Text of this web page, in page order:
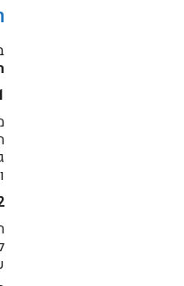
1. חשיבות
2.